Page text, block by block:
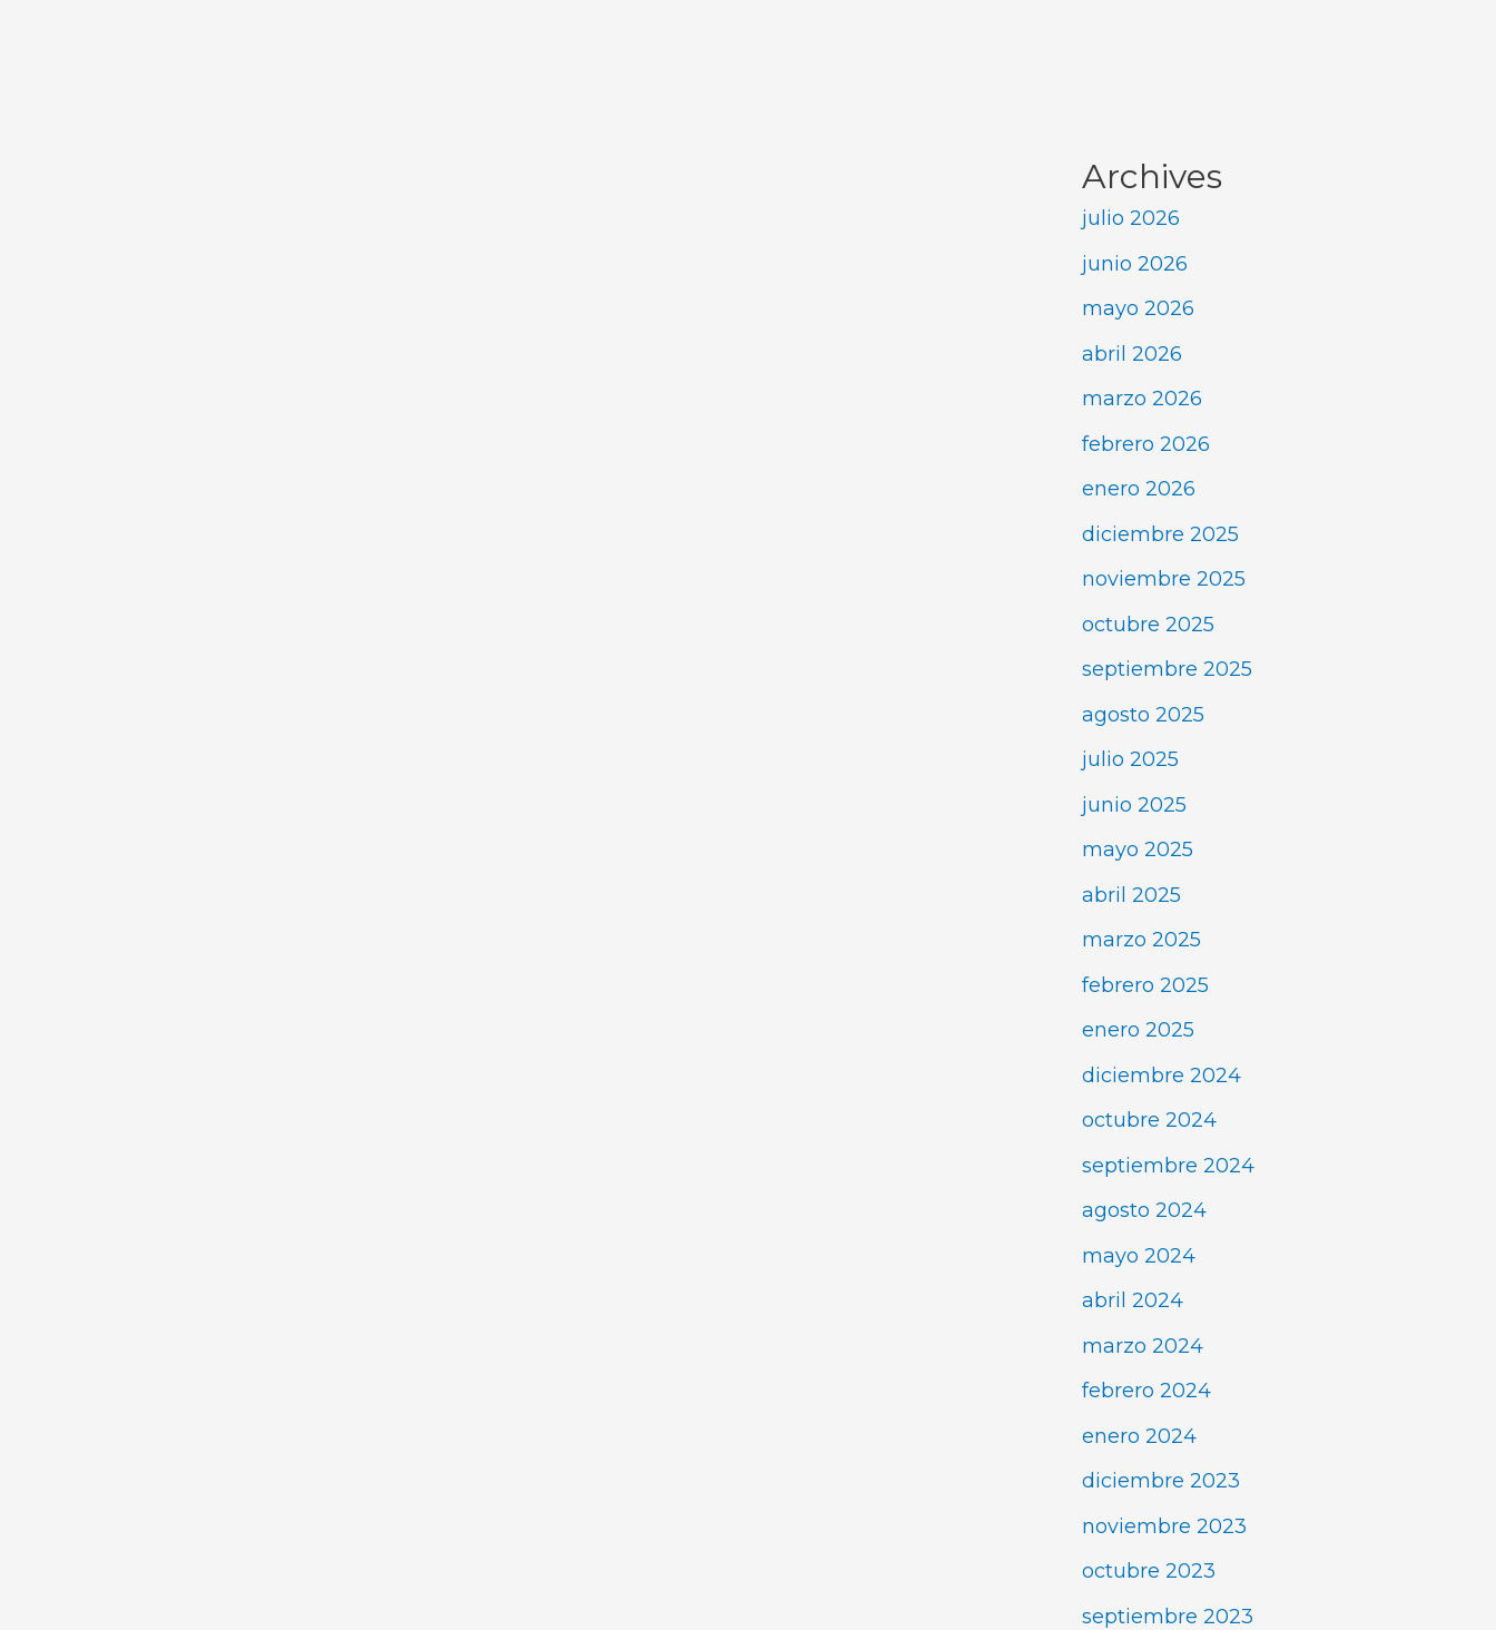
Archives
julio 2026
junio 2026
mayo 2026
abril 2026
marzo 2026
febrero 2026
enero 2026
diciembre 2025
noviembre 2025
octubre 2025
septiembre 2025
agosto 2025
julio 2025
junio 2025
mayo 2025
abril 2025
marzo 2025
febrero 2025
enero 2025
diciembre 2024
octubre 2024
septiembre 2024
agosto 2024
mayo 2024
abril 2024
marzo 2024
febrero 2024
enero 2024
diciembre 2023
noviembre 2023
octubre 2023
septiembre 2023